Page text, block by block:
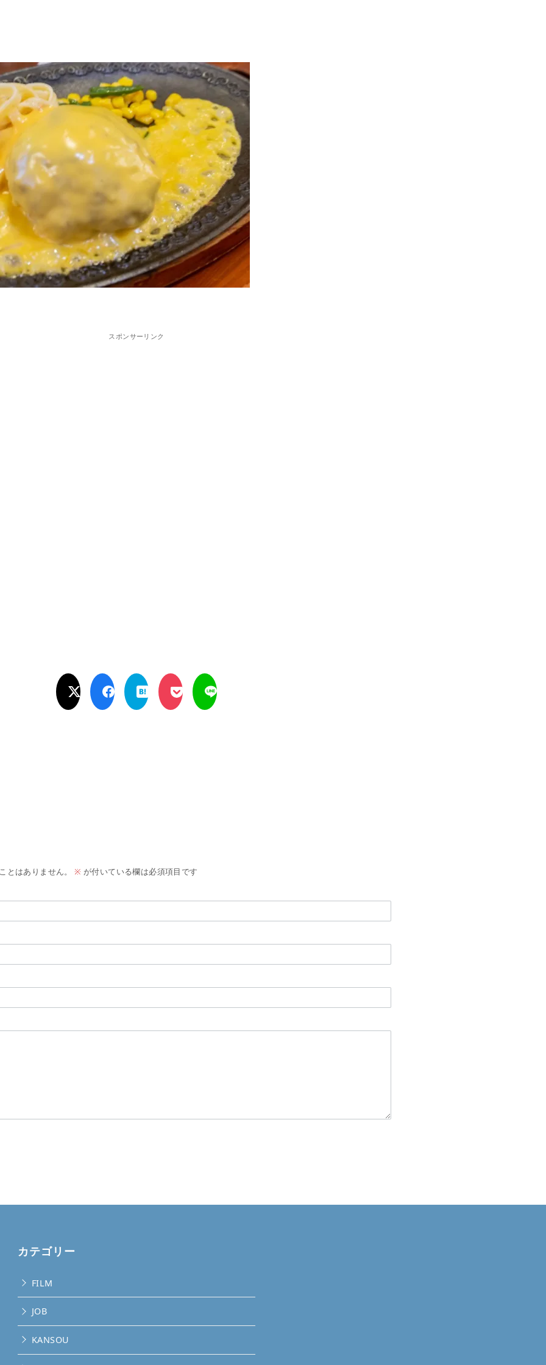
スポンサーリンク
とはありません。 ※ が付いている欄は必須項目です
カテゴリー
FILM
JOB
KANSOU